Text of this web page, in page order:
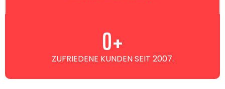
ZUFRIEDENE KUNDEN SEIT 2007.
0+